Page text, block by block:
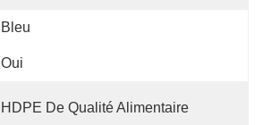
Bleu
Oui
HDPE De Qualité Alimentaire